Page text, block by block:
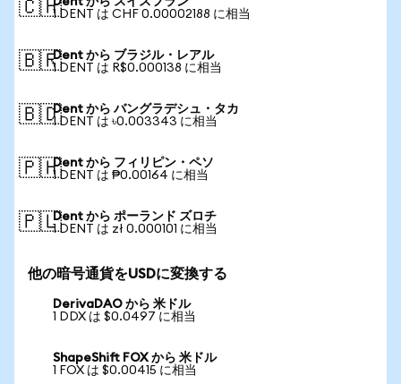
🇨🇭1 DENT は CHF 0.00002188 に相当
🇧🇷Dent から ブラジル・レアル
1 DENT は R$0.000138 に相当
🇧🇩Dent から バングラデシュ・タカ
1 DENT は ৳0.003343 に相当
🇵🇭Dent から フィリピン・ペソ
1 DENT は ₱0.00164 に相当
🇵🇱Dent から ポーランド ズロチ
1 DENT は zł 0.000101 に相当
他の暗号通貨をUSDに変換する
DerivaDAO から 米ドル
1 DDX は $0.0497 に相当
ShapeShift FOX から 米ドル
1 FOX は $0.00415 に相当